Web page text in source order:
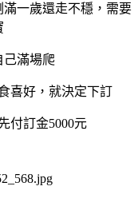
一歲還走不穩，需要
己滿場爬
喜好，就決定下訂
付訂金5000元